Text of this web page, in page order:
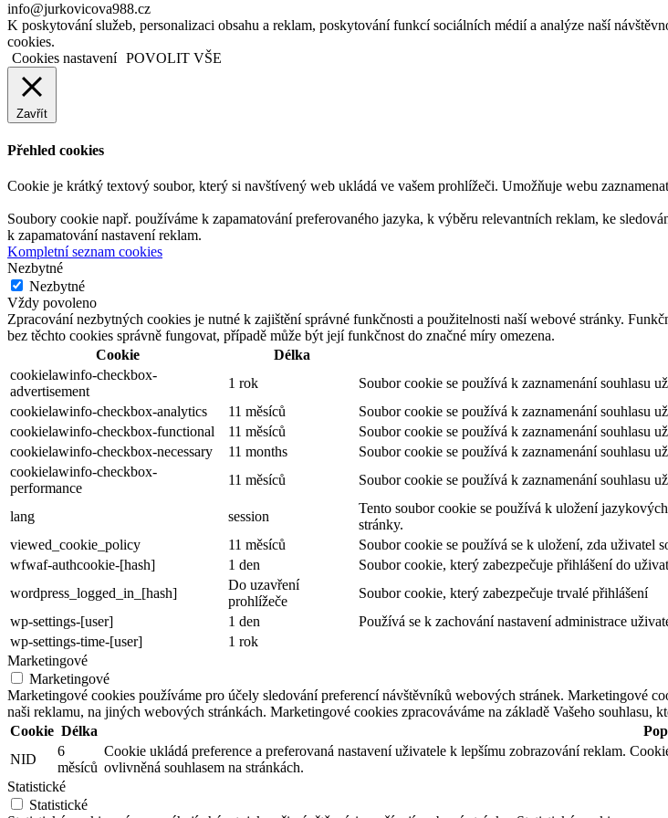
info@jurkovicova988.cz
K poskytování služeb, personalizaci obsahu a reklam, poskytování funkcí sociálních médií a analýze naší
cookies.
Cookies nastavení POVOLIT VŠE
Zavřít
Přehled cookies
Cookie je krátký textový soubor, který si navštívený web ukládá ve vašem prohlížeči. Umožňuje webu
Soubory cookie např. používáme k zapamatování preferovaného jazyka, k výběru relevantních reklam, ke
k zapamatování nastavení reklam.
Kompletní seznam cookies
Nezbytné
Nezbytné
Vždy povoleno
Zpracování nezbytných cookies je nutné k zajištění správné funkčnosti a použitelnosti naší webové stránky.
bez těchto cookies správně fungovat, případě může být její funkčnost do značné míry omezena.
Cookie
Délka
cookielawinfo-checkbox-
advertisement
1 rok
Soubor cookie se používá k zaznamenání souhlasu
cookielawinfo-checkbox-analytics
11 měsíců
Soubor cookie se používá k zaznamenání souhlasu
cookielawinfo-checkbox-functional
11 měsíců
Soubor cookie se používá k zaznamenání souhlasu
cookielawinfo-checkbox-necessary
11 months
Soubor cookie se používá k zaznamenání souhlasu
cookielawinfo-checkbox-
performance
11 měsíců Soubor cookie se používá k zaznamenání souhlasu
lang session
Tento soubor cookie se používá k uložení
stránky.
viewed_cookie_policy
11 měsíců
Soubor cookie se používá se k uložení, zda uživatel
wfwaf-authcookie-[hash]
1 den
Soubor cookie, který zabezpečuje přihlášení do
wordpress_logged_in_[hash]
Do uzavření
prohlížeče
Soubor cookie, který zabezpečuje trvalé přihlášení
wp-settings-[user]
1 den
Používá se k zachování nastavení administrace
wp-settings-time-[user]
1 rok
Marketingové
Marketingové
Marketingové cookies používáme pro účely sledování preferencí návštěvníků webových stránek. Marketingové
naši reklamu, na jiných webových stránkách. Marketingové cookies zpracováváme na základě Vašeho souhlasu,
Cookie Délka
NID
6
měsíců
Cookie ukládá preference a preferovaná nastavení uživatele k lepšímu zobrazování reklam.
ovlivněná souhlasem na stránkách.
Statistické
Statistické